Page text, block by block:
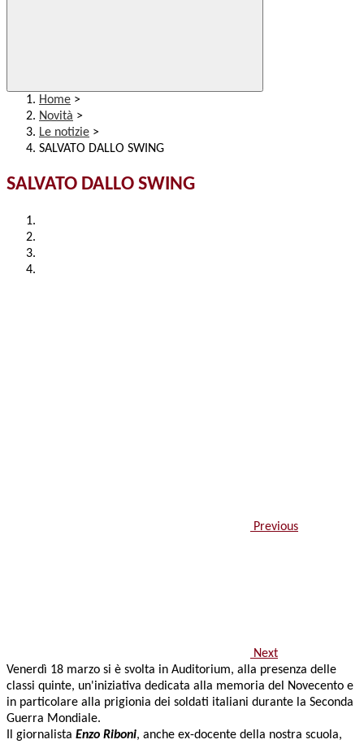
Home >
Novità >
Le notizie >
SALVATO DALLO SWING
SALVATO DALLO SWING
Previous
Next
Venerdì 18 marzo si è svolta in Auditorium, alla presenza delle
classi quinte, un'iniziativa dedicata alla memoria del Novecento e
in particolare alla prigionia dei soldati italiani durante la Seconda
Guerra Mondiale.
Il giornalista Enzo Riboni, anche ex-docente della nostra scuola,